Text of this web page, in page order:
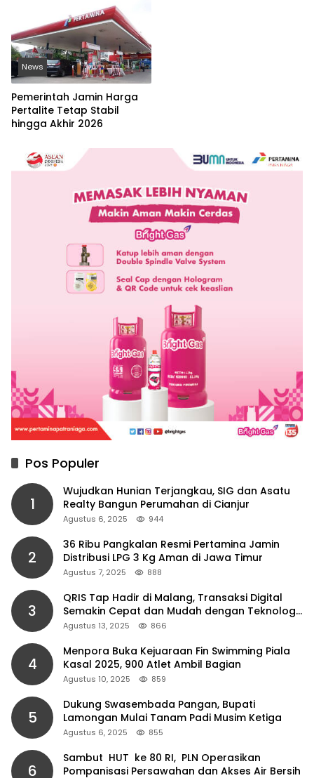
News
Pemerintah Jamin Harga
Pertalite Tetap Stabil
hingga Akhir 2026
Pos Populer
1
Wujudkan Hunian Terjangkau, SIG dan Asatu
Realty Bangun Perumahan di Cianjur
Agustus 6, 2025 944
2
36 Ribu Pangkalan Resmi Pertamina Jamin
Distribusi LPG 3 Kg Aman di Jawa Timur
Agustus 7, 2025 888
3
QRIS Tap Hadir di Malang, Transaksi Digital
Semakin Cepat dan Mudah dengan Teknologi
NFC
Agustus 13, 2025 866
4
Menpora Buka Kejuaraan Fin Swimming Piala
Kasal 2025, 900 Atlet Ambil Bagian
Agustus 10, 2025 859
5
Dukung Swasembada Pangan, Bupati
Lamongan Mulai Tanam Padi Musim Ketiga
Agustus 6, 2025 855
6
Sambut HUT ke 80 RI, PLN Operasikan
Pompanisasi Persawahan dan Akses Air Bersih